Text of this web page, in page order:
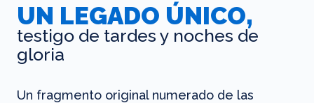
UN LEGADO ÚNICO,
testigo de tardes y noches de
gloria
Un fragmento original numerado de las